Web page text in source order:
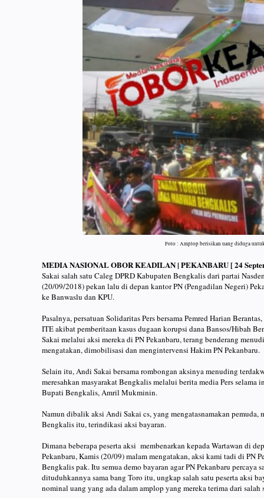
Foto : Amplop berisikan uang diduga
MEDIA NASIONAL OBOR KEADILAN | PEKANBARU [ 24
Sakai salah satu Caleg DPRD Kabupaten Bengkalis dari partai
(20/09/2018) pekan lalu di depan kantor PN (Pengadilan Negeri)
ke Banwaslu dan KPU.
Pasalnya, persatuan Solidaritas Pers bersama Pemred Harian
ITE akibat pemberitaan kasus dugaan korupsi dana Bansos/Hibah
Sakai melalui aksi mereka di PN Pekanbaru, terang benderang
mengatakan, dimobilisasi dan mengintervensi Hakim PN Pekanbaru.
Selain itu, Andi Sakai bersama rombongan aksinya menuding
meresahkan masyarakat Bengkalis melalui berita media Pers
Bupati Bengkalis, Amril Mukminin.
Namun dibalik aksi Andi Sakai cs, yang mengatasnamakan pemuda,
Bengkalis itu, terindikasi aksi bayaran.
Dimana beberapa peserta aksi membenarkan kepada Wartawan di
Pekanbaru, Kamis (20/09) malam mengatakan, aksi kami tadi di PN
Bengkalis pak. Itu semua demo bayaran agar PN Pekanbaru
dituduhkannya sama bang Toro itu, ungkap salah satu peserta aksi
nominal uang yang ada dalam amplop yang mereka terima dari salah